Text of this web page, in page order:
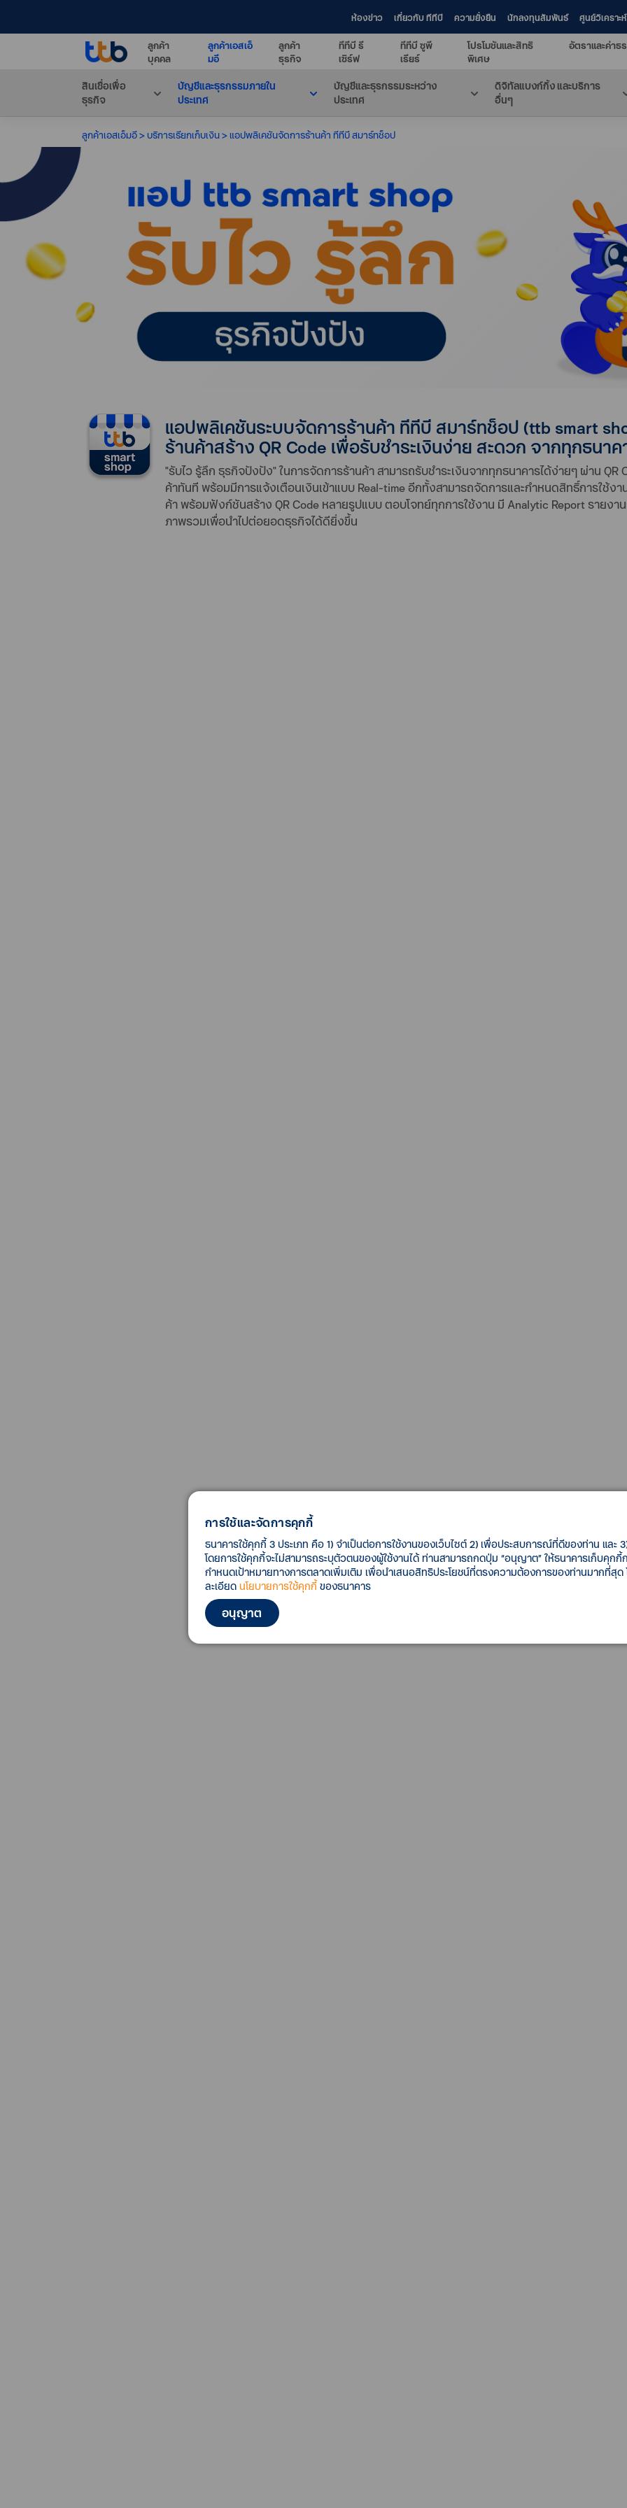
ห้องข่าว เกี่ยวกับ ทีทีบี ความยั่งยืน นักลงทุนสัมพันธ์ ศูนย์วิเคราะ
ลูกค้า
บุคคล
ลูกค้าเอสเอ็
มอี
ลูกค้า
ธุรกิจ
ทีทีบี รี
เซิร์ฟ
ทีทีบี ซูพี
เรียร์
โปรโมชันและสิทธิ
พิเศษ
อัตราและค่าธ
สินเชื่อเพื่อ
ธุรกิจ
บัญชีและธุรกรรมภายใน
ประเทศ
บัญชีและธุรกรรมระหว่าง
ประเทศ
ดิจิทัลแบงก์กิ้ง และบริการ
อื่นๆ
ลูกค้าเอสเอ็มอี บริการเรียกเก็บเงิน แอปพลิเคชันจัดการร้านค้า ทีทีบี สมาร์ทช็อป
แอปพลิเคชันระบบจัดการร้านค้า ทีทีบี สมาร์ทช็อป (ttb smart
ร้านค้าสร้าง QR Code เพื่อรับชำระเงินง่าย สะดวก จากทุกธนาค
"รับไว รู้ลึก ธุรกิจปังปัง" ในการจัดการร้านค้า สามารถรับชำระเงินจากทุกธนาคารได้ง่ายๆ ผ่าน QR
ค้าทันที พร้อมมีการแจ้งเตือนเงินเข้าแบบ Real-time อีกทั้งสามารถจัดการและกำหนดสิทธิ์การใช้ง
ค้า พร้อมฟังก์ชันสร้าง QR Code หลายรูปแบบ ตอบโจทย์ทุกการใช้งาน มี Analytic Report รายงาน
ภาพรวมเพื่อนำไปต่อยอดธุรกิจได้ดียิ่งขึ้น
ฟีเจอร์เด่น ttb
การใช้และจัดการคุกกี้
ธนาคารใช้คุกกี้ 3 ประเภท คือ 1) จำเป็นต่อการใช้งานของเว็บไซต์ 2) เพื่อประสบการณ์ที่ดีของท่าน และ
โดยการใช้คุกกี้จะไม่สามารถระบุตัวตนของผู้ใช้งานได้ ท่านสามารถกดปุ่ม “อนุญาต” ให้ธนาคารเก็บคุกกี้
กำหนดเป้าหมายทางการตลาดเพิ่มเติม เพื่อนำเสนอสิทธิประโยชน์ที่ตรงความต้องการของท่านมากที่สุด
ละเอียด นโยบายการใช้คุกกี้ ของธนาคาร
อนุญาต